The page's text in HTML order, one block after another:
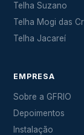
Telha Suzano
Telha Mogi das
Telha Jacareí
EMPRESA
Sobre a GFRIO
Depoimentos
Instalação